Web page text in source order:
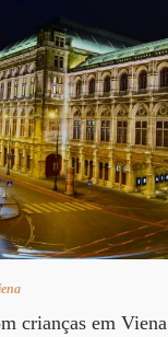
crianças em Viena